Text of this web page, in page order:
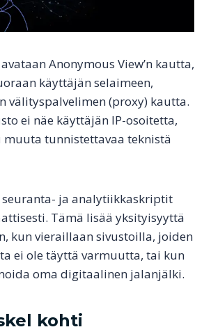
Anonymous View’n kautta,
käyttäjän selaimeen,
välityspalvelimen (proxy) kautta.
ei näe käyttäjän IP-osoitetta,
tunnistettavaa teknistä
ja analytiikkaskriptit
Tämä lisää yksityisyyttä
kun vieraillaan sivustoilla, joiden
ei ole täyttä varmuutta, tai kun
oma digitaalinen jalanjälki.
kohti